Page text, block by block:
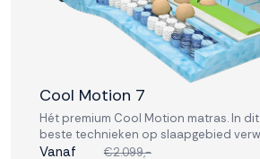
Cool Motion 7
Hét premium Cool Motion matras. In
beste technieken op slaapgebied
Motion 7 is voorzien van zachte
Vanaf €2.099,-